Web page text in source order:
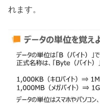
れます。